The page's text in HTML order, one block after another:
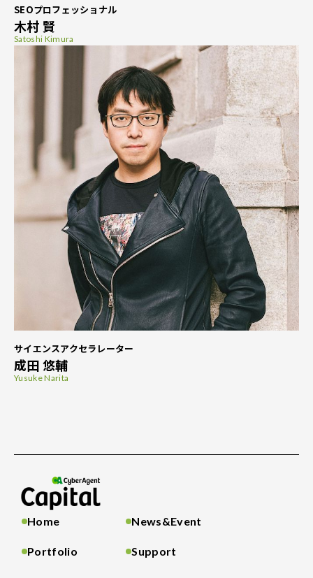
SEOプロフェッショナル
木村 賢
Satoshi Kimura
サイエンスアクセラレーター
成田 悠輔
Yusuke Narita
Home
Portfolio
News&Event
Support